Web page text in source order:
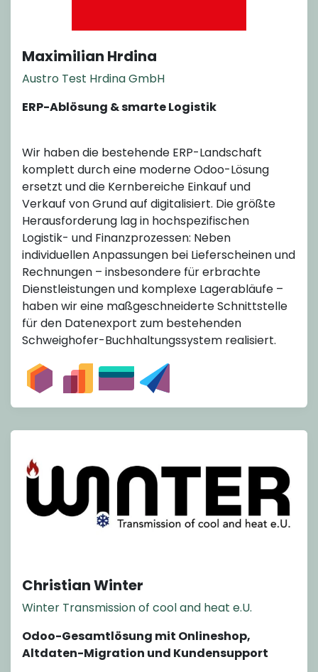
Maximilian Hrdina
Austro Test Hrdina GmbH
ERP-Ablösung & smarte Logistik
Wir haben die bestehende ERP-Landschaft
komplett durch eine moderne Odoo-Lösung
ersetzt und die Kernbereiche Einkauf und
Verkauf von Grund auf digitalisiert. Die größte
Herausforderung lag in hochspezifischen
Logistik- und Finanzprozessen: Neben
individuellen Anpassungen bei Lieferscheinen und
Rechnungen – insbesondere für erbrachte
Dienstleistungen und komplexe Lagerabläufe –
haben wir eine maßgeschneiderte Schnittstelle
für den Datenexport zum bestehenden
Schweighofer-Buchhaltungssystem realisiert.
Christian Winter
Winter Transmission of cool and heat e.U.
Odoo-Gesamtlösung mit Onlineshop,
Altdaten-Migration und Kundensupport